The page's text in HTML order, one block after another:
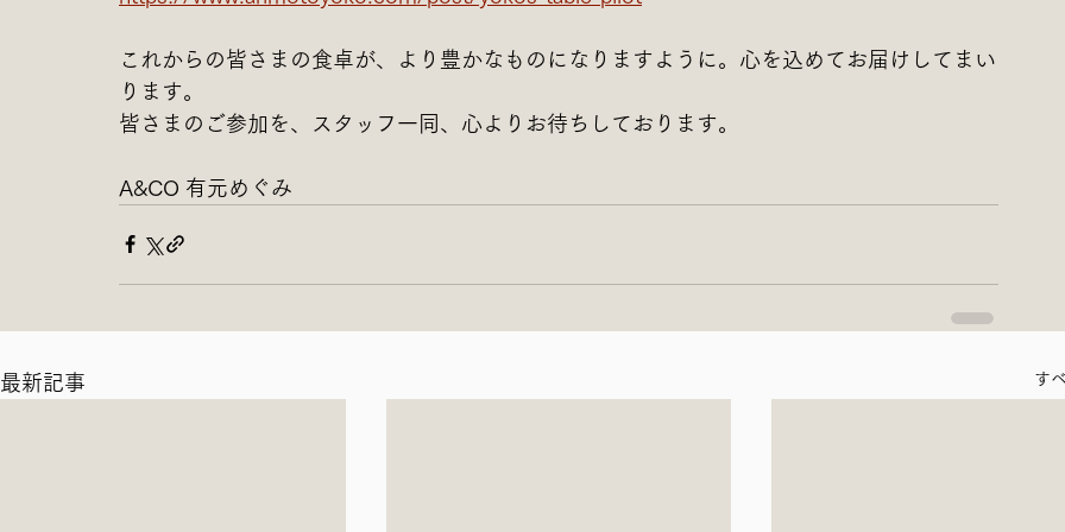
これからの皆さまの食卓が、より豊かなものになりますように。心を込めてお届けしてまい
ります。
皆さまのご参加を、スタッフ一同、心よりお待ちしております。
A&CO 有元めぐみ
最新記事 す